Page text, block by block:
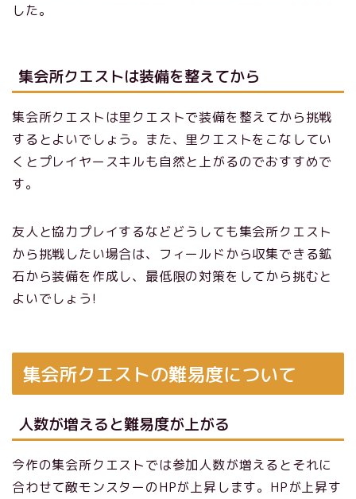
した。
集会所クエストは装備を整えてから
集会所クエストは里クエストで装備を整えてから挑戦
するとよいでしょう。また、里クエストをこなしてい
くとプレイヤースキルも自然と上がるのでおすすめで
す。
友人と協力プレイするなどどうしても集会所クエスト
から挑戦したい場合は、フィールドから収集できる鉱
石から装備を作成し、最低限の対策をしてから挑むと
よいでしょう!
集会所クエストの難易度について
人数が増えると難易度が上がる
今作の集会所クエストでは参加人数が増えるとそれに
合わせて敵モンスターのHPが上昇します。HPが上昇す